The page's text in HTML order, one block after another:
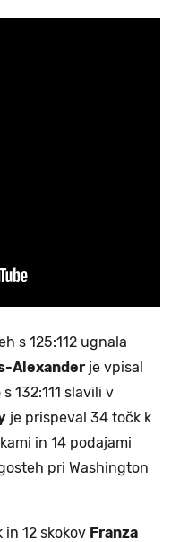
s 125:112 ugnala
Alexander je vpisal
132:111 slavili v
je prispeval 34 točk k
in 14 podajami
pri Washington
12 skokov Franza